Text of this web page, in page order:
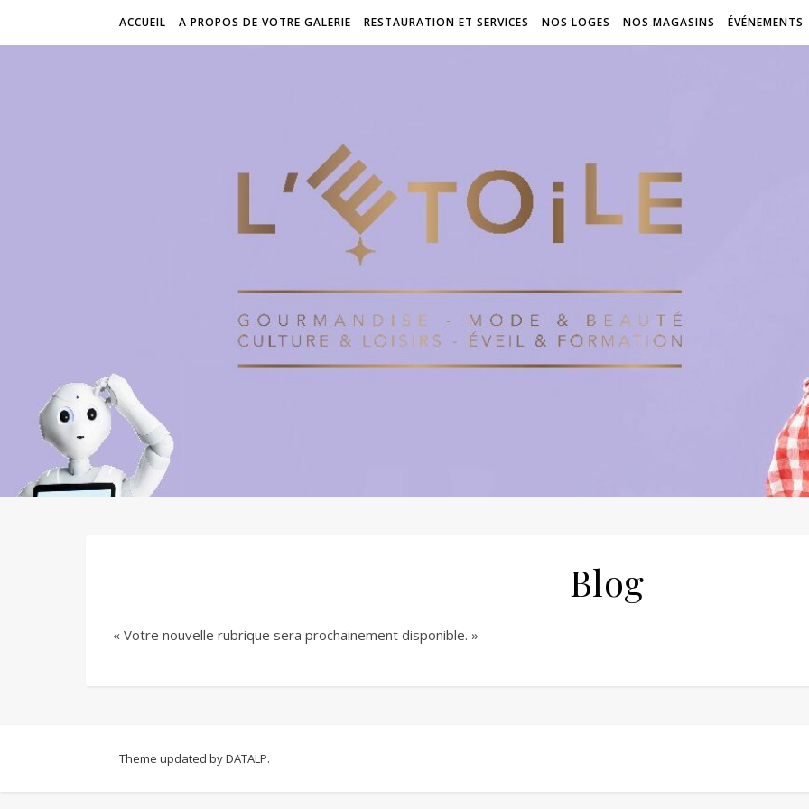
ACCUEIL A PROPOS DE VOTRE GALERIE RESTAURATION ET SERVICES NOS LOGES NOS MAGASINS ÉVÉNEMENTS
Blog
« Votre nouvelle rubrique sera prochainement disponible. »
Theme updated byDATALP.